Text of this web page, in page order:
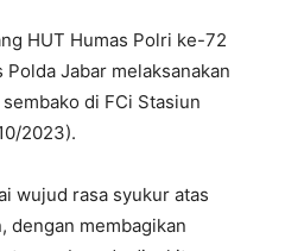
HUT Humas Polri ke-72
Jabar melaksanakan
di FCi Stasiun
2023).
wujud rasa syukur atas
dengan membagikan